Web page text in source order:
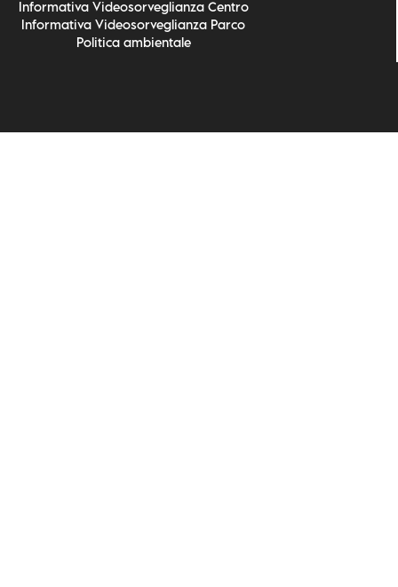
Informativa Videosorveglianza Centro
Informativa Videosorveglianza Parco
Politica ambientale